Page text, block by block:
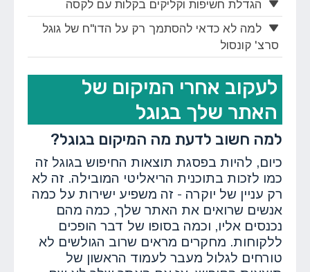
הגדלת חשיפות וקליקים בקלות עם לקסה
למה לא כדאי להסתמך רק על הדו"ח של גוגל
סרצ' קונסול
לעקוב אחרי המיקום של
האתר שלך בגוגל
למה חשוב לדעת מה המיקום בגוגל?
כיום, להיות בפסגת תוצאות החיפוש בגוגל זה
כמו לזכות בתוכנית הריאליטי המובילה. זה לא
רק עניין של יוקרה - זה משפיע ישירות על כמה
אנשים שרואים את האתר שלך, כמה מהם
נכנסים אליו, וכמה בסופו של דבר הופכים
ללקוחות. מחקרים מראים שרוב הגולשים לא
טורחים לגלול מעבר לעמוד הראשון של